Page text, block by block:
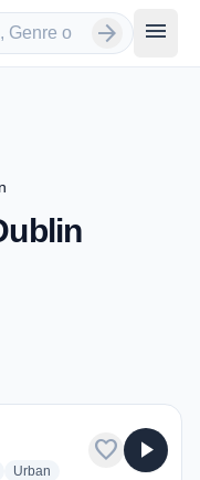
arrow_forward menu
stations
Urban radio stations
favorite play_arrow